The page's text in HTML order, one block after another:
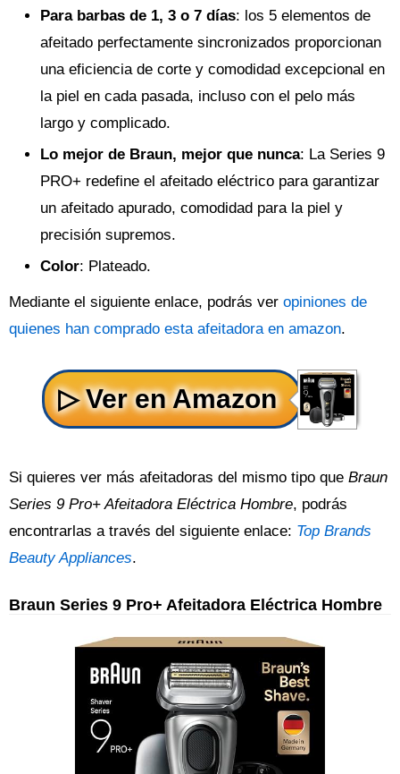
Para barbas de 1, 3 o 7 días: los 5 elementos de
afeitado perfectamente sincronizados proporcionan
una eficiencia de corte y comodidad excepcional en
la piel en cada pasada, incluso con el pelo más
largo y complicado.
Lo mejor de Braun, mejor que nunca: La Series 9
PRO+ redefine el afeitado eléctrico para garantizar
un afeitado apurado, comodidad para la piel y
precisión supremos.
Color: Plateado.
Mediante el siguiente enlace, podrás ver opiniones de
quienes han comprado esta afeitadora en amazon.
Si quieres ver más afeitadoras del mismo tipo que Braun
Series 9 Pro+ Afeitadora Eléctrica Hombre, podrás
encontrarlas a través del siguiente enlace: Top Brands
Beauty Appliances.
Braun Series 9 Pro+ Afeitadora Eléctrica Hombre